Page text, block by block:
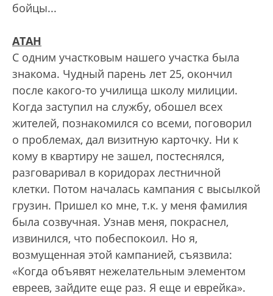
бойцы...
АТАН
С одним участковым нашего участка была
знакома. Чудный парень лет 25, окончил
после какого-то училища школу милиции.
Когда заступил на службу, обошел всех
жителей, познакомился со всеми, поговорил
о проблемах, дал визитную карточку. Ни к
кому в квартиру не зашел, постеснялся,
разговаривал в коридорах лестничной
клетки. Потом началась кампания с высылкой
грузин. Пришел ко мне, т.к. у меня фамилия
была созвучная. Узнав меня, покраснел,
извинился, что побеспокоил. Но я,
возмущенная этой кампанией, съязвила:
«Когда объявят нежелательным элементом
евреев, зайдите еще раз. Я еще и еврейка».